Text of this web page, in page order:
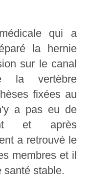
qui a
la hernie
sur le canal
la vertèbre
fixées au
a pas eu de
et après
a retrouvé le
membres et il
santé stable.